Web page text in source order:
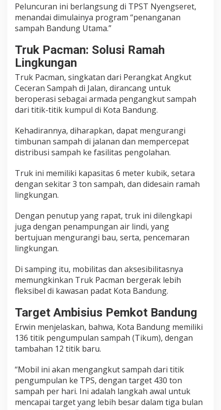
Peluncuran ini berlangsung di TPST Nyengseret,
menandai dimulainya program “penanganan
sampah Bandung Utama.”
Truk Pacman: Solusi Ramah
Lingkungan
Truk Pacman, singkatan dari Perangkat Angkut
Ceceran Sampah di Jalan, dirancang untuk
beroperasi sebagai armada pengangkut sampah
dari titik-titik kumpul di Kota Bandung.
Kehadirannya, diharapkan, dapat mengurangi
timbunan sampah di jalanan dan mempercepat
distribusi sampah ke fasilitas pengolahan.
Truk ini memiliki kapasitas 6 meter kubik, setara
dengan sekitar 3 ton sampah, dan didesain ramah
lingkungan.
Dengan penutup yang rapat, truk ini dilengkapi
juga dengan penampungan air lindi, yang
bertujuan mengurangi bau, serta, pencemaran
lingkungan.
Di samping itu, mobilitas dan aksesibilitasnya
memungkinkan Truk Pacman bergerak lebih
fleksibel di kawasan padat Kota Bandung.
Target Ambisius Pemkot Bandung
Erwin menjelaskan, bahwa, Kota Bandung memiliki
136 titik pengumpulan sampah (Tikum), dengan
tambahan 12 titik baru.
“Mobil ini akan mengangkut sampah dari titik
pengumpulan ke TPS, dengan target 430 ton
sampah per hari. Ini adalah langkah awal untuk
mencapai target yang lebih besar dalam tiga bulan